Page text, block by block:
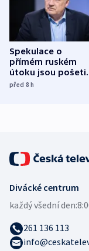
Spekulace o
přímém ruském
útoku jsou
míní estonský
před 8h
Divácké centrum
každý všední den:
261 136 113